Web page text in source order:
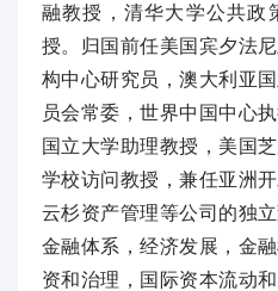
融教授，清华大学公共政
授。归国前任美国宾夕法
构中心研究员，澳大利亚
员会常委，世界中国中心
国立大学助理教授，美国
学校访问教授，兼任亚洲
云杉资产管理等公司的独
金融体系，经济发展，金
资和治理，国际资本流动